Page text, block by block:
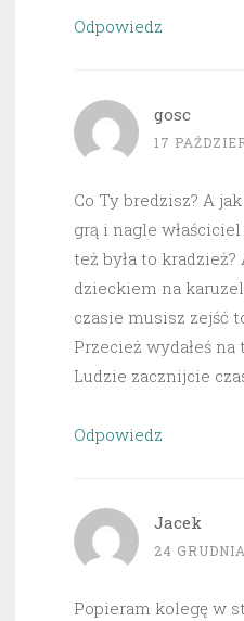
Odpowiedz
gosc
17
Co Ty bredzisz? A
grą i nagle
też była to
dzieckiem na
czasie musisz zejść
Przecież wydałeś
Ludzie zacznijcie
Odpowiedz
Jacek
24
Popieram kolegę w